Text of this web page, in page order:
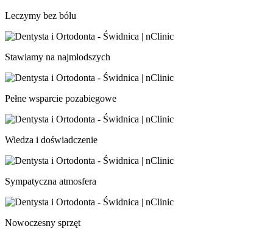
Leczymy bez bólu
Stawiamy na najmłodszych
Pełne wsparcie pozabiegowe
Wiedza i doświadczenie
Sympatyczna atmosfera
Nowoczesny sprzęt